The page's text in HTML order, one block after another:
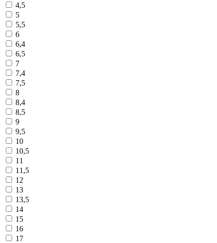
4,5
5
5,5
6
6,4
6,5
7
7,4
7,5
8
8,4
8,5
9
9,5
10
10,5
11
11,5
12
13
13,5
14
15
16
17